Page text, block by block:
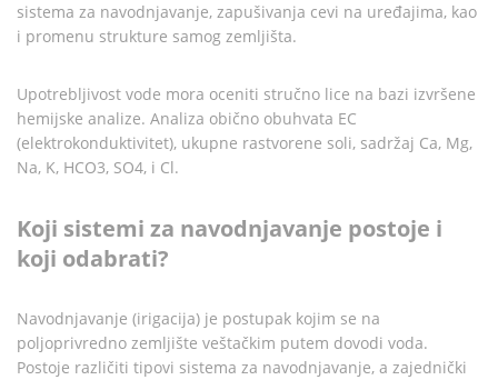
sistema za navodnjavanje, zapušivanja cevi na uređajima, kao
i promenu strukture samog zemljišta.
Upotrebljivost vode mora oceniti stručno lice na bazi izvršene
hemijske analize. Analiza obično obuhvata EC
(elektrokonduktivitet), ukupne rastvorene soli, sadržaj Ca, Mg,
Na, K, HCO3, SO4, i Cl.
Koji sistemi za navodnjavanje postoje i
koji odabrati?
Navodnjavanje (irigacija) je postupak kojim se na
poljoprivredno zemljište veštačkim putem dovodi voda.
Postoje različiti tipovi sistema za navodnjavanje, a zajednički